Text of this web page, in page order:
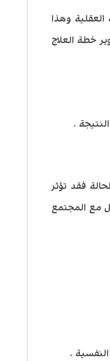
وهذا
خطة العلاج
.
فقد تؤثر
مع المجتمع
.